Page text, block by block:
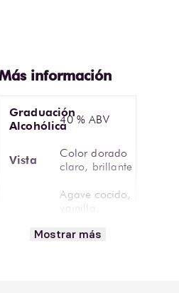
Graduación
Alcohólica40 % ABV
Vista
Color dorado
claro, brillante
Aromática
Agave cocido,
vainilla,
melón,
Mostrar más